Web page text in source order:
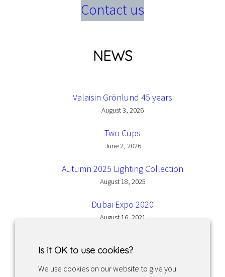
Contact us
NEWS
Valaisin Grönlund 45 years
August 3, 2026
Two Cups
June 2, 2026
Autumn 2025 Lighting Collection
August 18, 2025
Dubai Expo 2020
August 16, 2021
Is it OK to use cookies?
We use cookies on our website to give you